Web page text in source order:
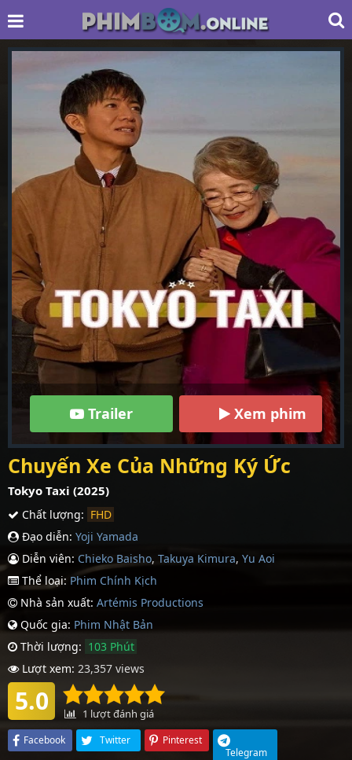
Trailer Xem phim
Chuyến Xe Của Những Ký Ức
Tokyo Taxi (2025)
Chất lượng: FHD
Đạo diễn: Yoji Yamada
Diễn viên: Chieko Baisho, Takuya Kimura, Yu Aoi
Thể loại: Phim Chính Kịch
Nhà sản xuất: Artémis Productions
Quốc gia: Phim Nhậ­t Bản
Thời lượng: 103 Phút
Lượt xem: 23,357 views
5.0 1 lượt đánh giá
Facebook Twitter
Pinterest
Telegram